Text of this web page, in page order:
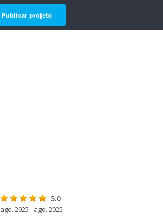
Publicar projeto
5.0
ago. 2025 - ago. 2025